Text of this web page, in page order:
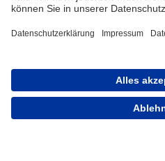
Kontakt für Handel
Sortiment
FAQ